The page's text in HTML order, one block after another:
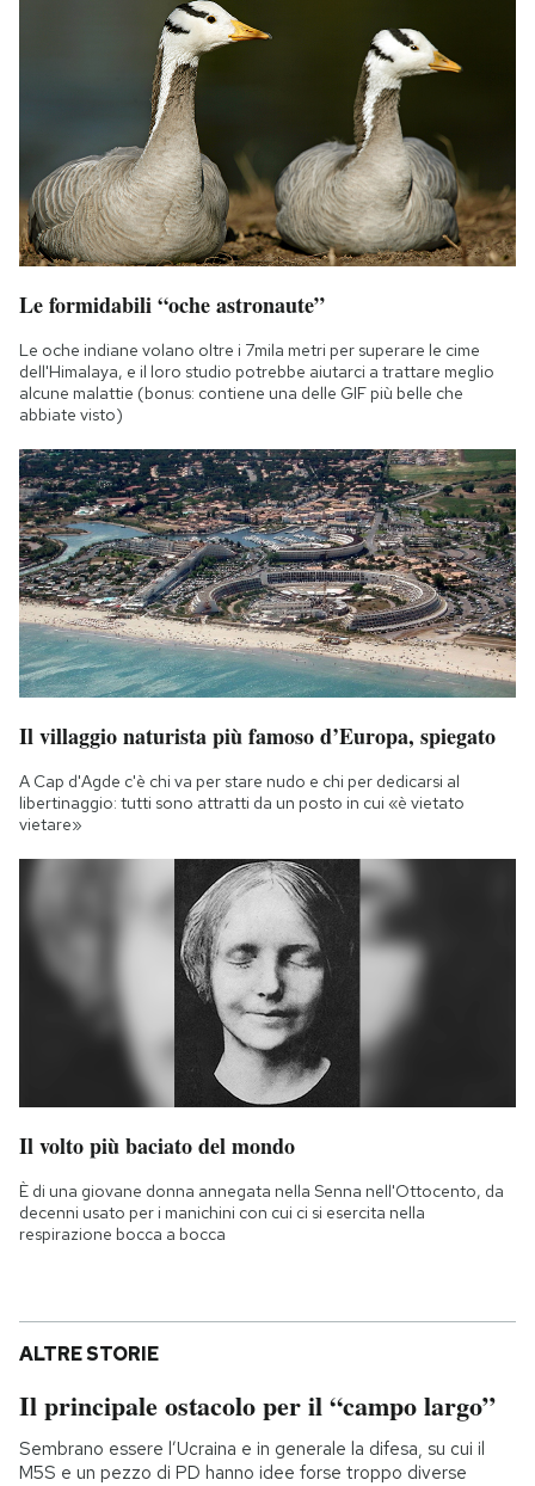
Le formidabili “oche astronaute”
Le oche indiane volano oltre i 7mila metri per superare le cime
dell'Himalaya, e il loro studio potrebbe aiutarci a trattare meglio
alcune malattie (bonus: contiene una delle GIF più belle che
abbiate visto)
Il villaggio naturista più famoso d’Europa, spiegato
A Cap d'Agde c'è chi va per stare nudo e chi per dedicarsi al
libertinaggio: tutti sono attratti da un posto in cui «è vietato
vietare»
Il volto più baciato del mondo
È di una giovane donna annegata nella Senna nell'Ottocento, da
decenni usato per i manichini con cui ci si esercita nella
respirazione bocca a bocca
ALTRE STORIE
Il principale ostacolo per il “campo largo”
Sembrano essere l’Ucraina e in generale la difesa, su cui il
M5S e un pezzo di PD hanno idee forse troppo diverse